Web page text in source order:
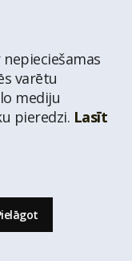
varētu
mediju
pieredzi. Lasīt